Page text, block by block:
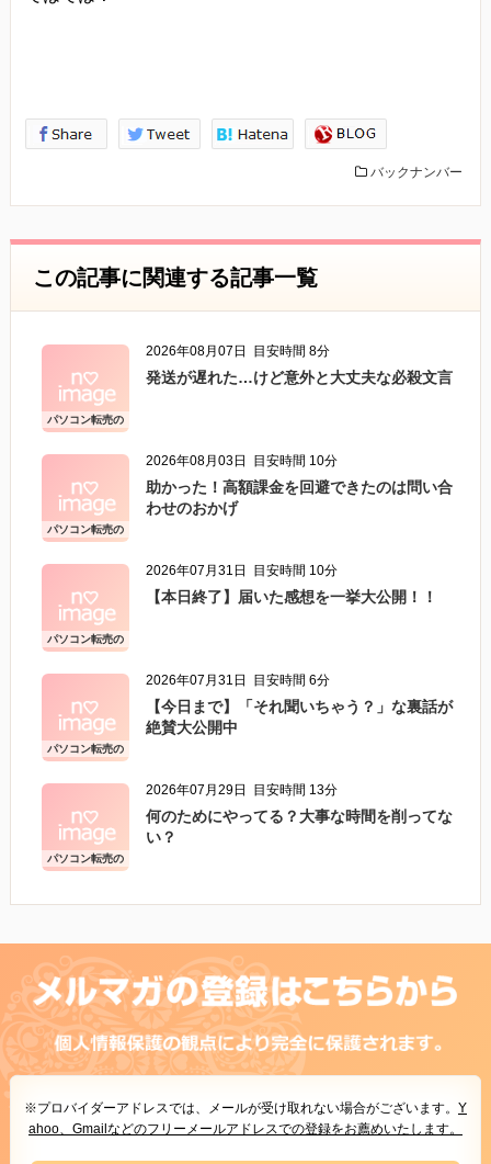
バックナンバー
この記事に関連する記事一覧
パソコン転売の
こと
2026年08月07日 目安時間 8分
発送が遅れた…けど意外と大丈夫な必殺文言
パソコン転売の
こと
2026年08月03日 目安時間 10分
助かった！高額課金を回避できたのは問い合
わせのおかげ
パソコン転売の
こと
2026年07月31日 目安時間 10分
【本日終了】届いた感想を一挙大公開！！
パソコン転売の
こと
2026年07月31日 目安時間 6分
【今日まで】「それ聞いちゃう？」な裏話が
絶賛大公開中
パソコン転売の
こと
2026年07月29日 目安時間 13分
何のためにやってる？大事な時間を削ってな
い？
※プロバイダーアドレスでは、メールが受け取れない場合がございます。 Y
ahoo、Gmailなどのフリーメールアドレスでの登録をお薦めいたします。